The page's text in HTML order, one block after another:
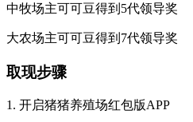
中牧场主可可豆得到5代领导奖
大农场主可可豆得到7代领导奖
取现步骤
1. 开启猪猪养殖场红包版APP